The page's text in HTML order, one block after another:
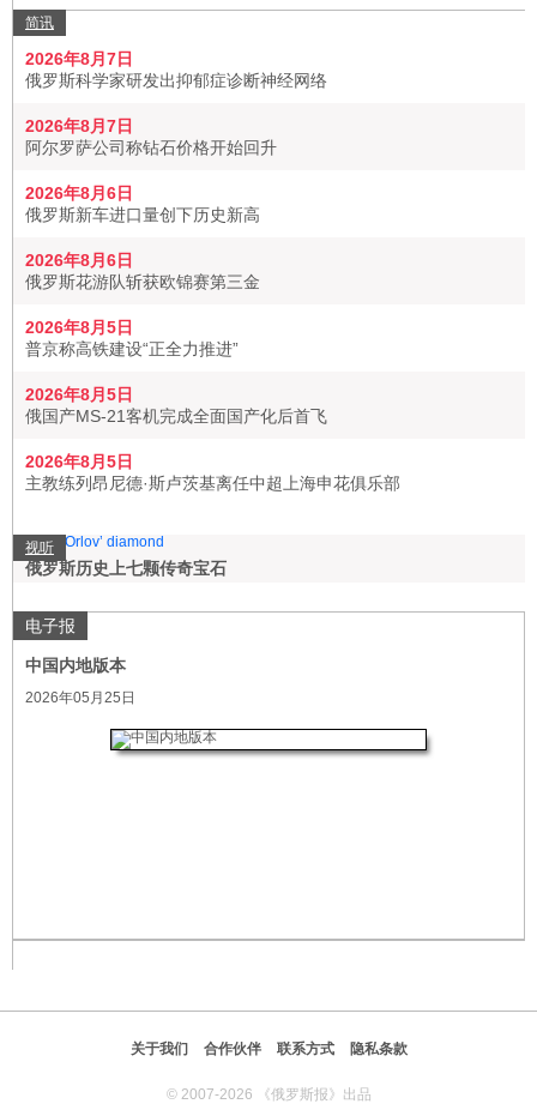
简讯
2026年8月7日
俄罗斯科学家研发出抑郁症诊断神经网络
2026年8月7日
阿尔罗萨公司称钻石价格开始回升
2026年8月6日
俄罗斯新车进口量创下历史新高
2026年8月6日
俄罗斯花游队斩获欧锦赛第三金
2026年8月5日
普京称高铁建设“正全力推进”
2026年8月5日
俄国产MS-21客机完成全面国产化后首飞
2026年8月5日
主教练列昂尼德·斯卢茨基离任中超上海申花俱乐部
视听
俄罗斯历史上七颗传奇宝石
电子报
中国内地版本
2026年05月25日
关于我们 合作伙伴 联系方式 隐私条款
© 2007-2026 《俄罗斯报》出品